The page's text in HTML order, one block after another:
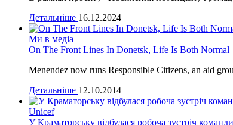
Детальніше 16.12.2024
Ми в медіа
On The Front Lines In Donetsk, Life Is Both
Menendez now runs Responsible Citizens, an aid
Детальніше 12.10.2014
Unicef
У Краматорську відбулася робоча зустріч